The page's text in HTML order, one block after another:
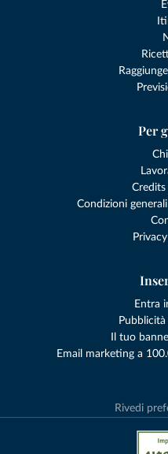
Per
Condizioni
Entra
Il tuo
Email marketing a
Rivedi